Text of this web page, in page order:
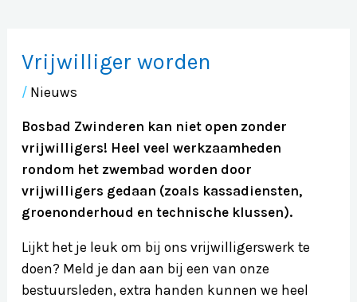
Vrijwilliger worden
/ Nieuws
Bosbad Zwinderen kan niet open zonder
vrijwilligers! Heel veel werkzaamheden
rondom het zwembad worden door
vrijwilligers gedaan (zoals kassadiensten,
groenonderhoud en technische klussen).
Lijkt het je leuk om bij ons vrijwilligerswerk te
doen? Meld je dan aan bij een van onze
bestuursleden, extra handen kunnen we heel